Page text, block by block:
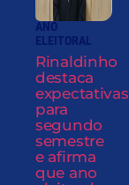
ANO
ELEITORAL
Rinaldinho
destaca
expectativas
para
segundo
semestre
e afirma
que ano